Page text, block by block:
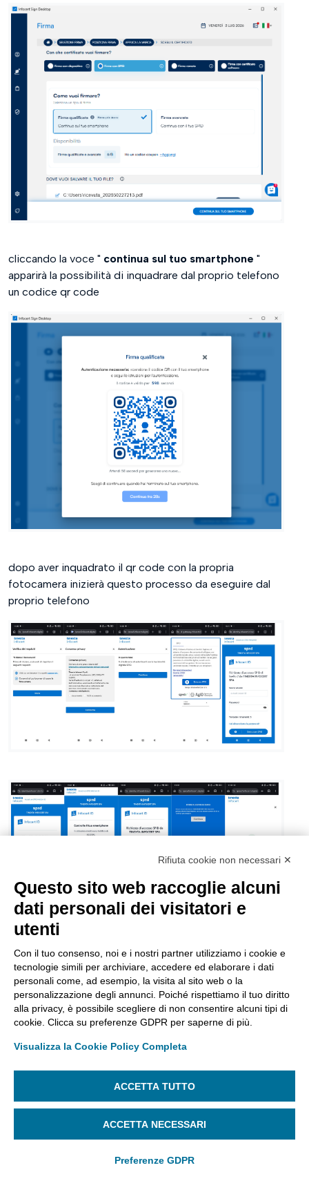
cliccando la voce " continua sul tuo smartphone "
apparirà la possibilità di inquadrare dal proprio telefono
un codice qr code
dopo aver inquadrato il qr code con la propria
fotocamera inizierà questo processo da eseguire dal
proprio telefono
Rifiuta cookie non necessari ✕
Questo sito web raccoglie alcuni
dati personali dei visitatori e
utenti
Con il tuo consenso, noi e i nostri partner utilizziamo i cookie e
tecnologie simili per archiviare, accedere ed elaborare i dati
personali come, ad esempio, la visita al sito web o la
personalizzazione degli annunci. Poiché rispettiamo il tuo diritto
alla privacy, è possibile scegliere di non consentire alcuni tipi di
cookie. Clicca su preferenze GDPR per saperne di più.
Visualizza la Cookie Policy Completa
ACCETTA TUTTO
ACCETTA NECESSARI
Preferenze GDPR